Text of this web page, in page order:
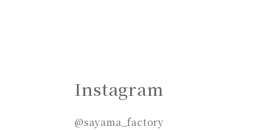
Instagram
@sayama_factory